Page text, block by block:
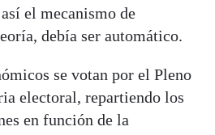
el mecanismo de
debía ser automático.
se votan por el Pleno
electoral, repartiendo los
en función de la